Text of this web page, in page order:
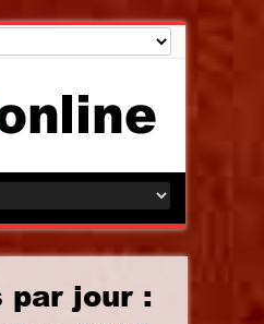
par jour :